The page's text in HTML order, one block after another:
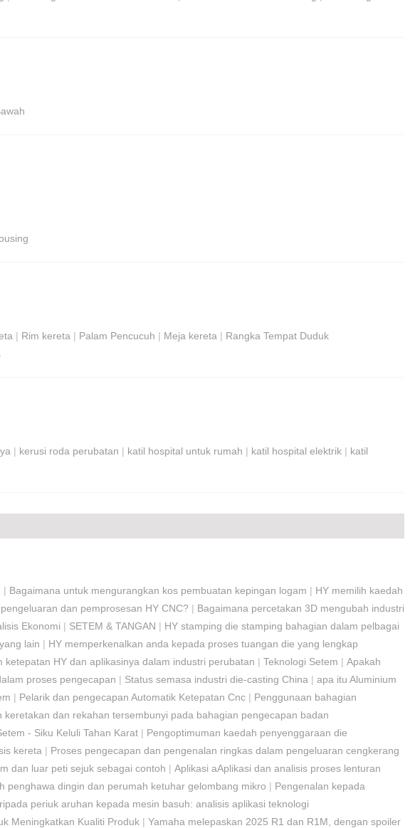
| Rim kereta | Palam Pencucuh | Meja kereta | Rangka Tempat Duduk
| kerusi roda perubatan | katil hospital untuk rumah | katil hospital elektrik | katil
| Bagaimana untuk mengurangkan kos pembuatan kepingan logam | HY memilih kaedah
dan pemprosesan HY CNC? | Bagaimana percetakan 3D mengubah industri
Ekonomi | SETEM & TANGAN | HY stamping die stamping bahagian dalam pelbagai
lain | HY memperkenalkan anda kepada proses tuangan die yang lengkap
ketepatan HY dan aplikasinya dalam industri perubatan | Teknologi Setem | Apakah
proses pengecapan | Status semasa industri die-casting China | apa itu Aluminium
| Pelarik dan pengecapan Automatik Ketepatan Cnc | Penggunaan bahagian
keretakan dan rekahan tersembunyi pada bahagian pengecapan badan
- Siku Keluli Tahan Karat | Pengoptimuman kaedah penyenggaraan die
kereta | Proses pengecapan dan pengenalan ringkas dalam pengeluaran cengkerang
dan luar peti sejuk sebagai contoh | Aplikasi aAplikasi dan analisis proses lenturan
dingin dan perumah ketuhar gelombang mikro | Pengenalan kepada
periuk aruhan kepada mesin basuh: analisis aplikasi teknologi
Meningkatkan Kualiti Produk | Yamaha melepaskan 2025 R1 dan R1M, dengan spoiler